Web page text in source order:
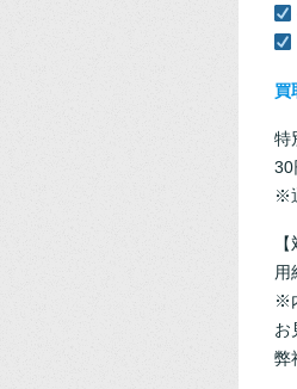
買
特
30
※
用
※
お
弊